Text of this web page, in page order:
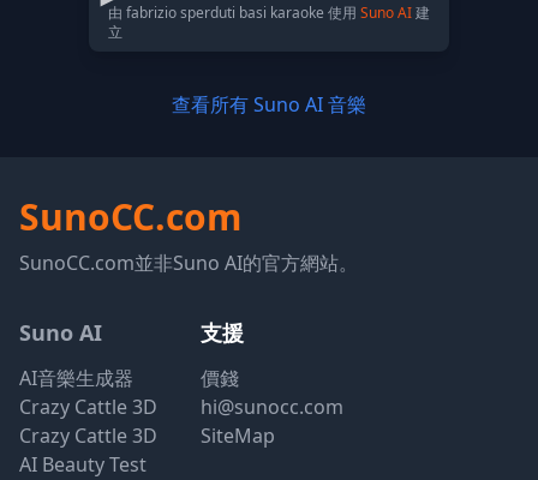
由 fabrizio sperduti basi karaoke 使用 Suno AI建
立
查看所有 Suno AI 音樂
SunoCC.com
SunoCC.com並非Suno AI的官方網站。
Suno AI
AI音樂生成器
Crazy Cattle 3D
Crazy Cattle 3D
AI Beauty Test
支援
價錢
hi@sunocc.com
SiteMap